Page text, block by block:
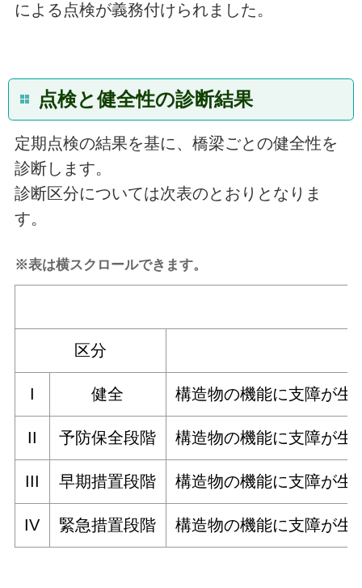
による点検が義務付けられました。
点検と健全性の診断結果
定期点検の結果を基に、橋梁ごとの健全性を
診断します。
診断区分については次表のとおりとなりま
す。
※表は横スクロールできます。
区分
I 健全 構造物の機能に支障が生
II 予防保全段階 構造物の機能に支障が生
III 早期措置段階 構造物の機能に支障が生
IV 緊急措置段階 構造物の機能に支障が生